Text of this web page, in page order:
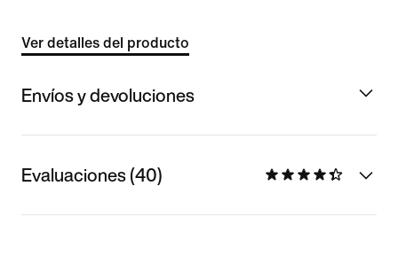
Ver detalles del producto
Envíos y devoluciones
Evaluaciones (40)